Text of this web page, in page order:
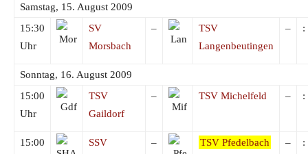
Samstag, 15. August 2009
15:30
Uhr
SV
Morsbach
–
TSV
Langenbeutingen
– :
Sonntag, 16. August 2009
15:00
Uhr
TSV
Gaildorf
– TSV Michelfeld – :
15:00
SSV
– TSV Pfedelbach – :